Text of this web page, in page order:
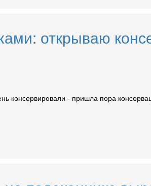
открываю
консервировали - пришла пора